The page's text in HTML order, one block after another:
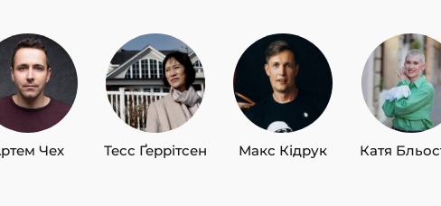
Чех Тесс Ґеррітсен Макс Кідрук Катя